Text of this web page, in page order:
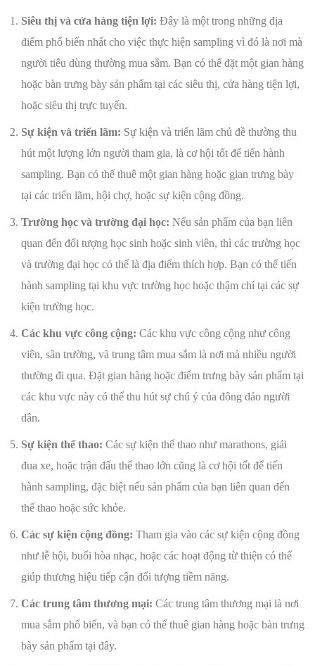
Siêu thị và cửa hàng tiện lợi: Đây là một trong những địa
điểm phổ biến nhất cho việc thực hiện sampling vì đó là nơi mà
người tiêu dùng thường mua sắm. Bạn có thể đặt một gian hàng
hoặc bàn trưng bày sản phẩm tại các siêu thị, cửa hàng tiện lợi,
hoặc siêu thị trực tuyến.
Sự kiện và triển lãm: Sự kiện và triển lãm chủ đề thường thu
hút một lượng lớn người tham gia, là cơ hội tốt để tiến hành
sampling. Bạn có thể thuê một gian hàng hoặc gian trưng bày
tại các triển lãm, hội chợ, hoặc sự kiện cộng đồng.
Trường học và trường đại học: Nếu sản phẩm của bạn liên
quan đến đối tượng học sinh hoặc sinh viên, thì các trường học
và trường đại học có thể là địa điểm thích hợp. Bạn có thể tiến
hành sampling tại khu vực trường học hoặc thậm chí tại các sự
kiện trường học.
Các khu vực công cộng: Các khu vực công cộng như công
viên, sân trường, và trung tâm mua sắm là nơi mà nhiều người
thường đi qua. Đặt gian hàng hoặc điểm trưng bày sản phẩm tại
các khu vực này có thể thu hút sự chú ý của đông đảo người
dân.
Sự kiện thể thao: Các sự kiện thể thao như marathons, giải
đua xe, hoặc trận đấu thể thao lớn cũng là cơ hội tốt để tiến
hành sampling, đặc biệt nếu sản phẩm của bạn liên quan đến
thể thao hoặc sức khỏe.
Các sự kiện cộng đồng: Tham gia vào các sự kiện cộng đồng
như lễ hội, buổi hòa nhạc, hoặc các hoạt động từ thiện có thể
giúp thương hiệu tiếp cận đối tượng tiềm năng.
Các trung tâm thương mại: Các trung tâm thương mại là nơi
mua sắm phổ biến, và bạn có thể thuê gian hàng hoặc bàn trưng
bày sản phẩm tại đây.